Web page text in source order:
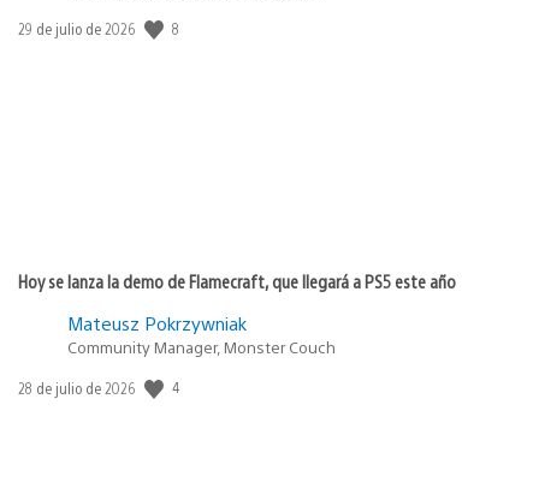
Fecha
29 de julio de 2026 8
Hoy se lanza la demo de Flamecraft, que llegará a PS5 este año
Mateusz Pokrzywniak
Community Manager, Monster Couch
Fecha
28 de julio de 2026 4